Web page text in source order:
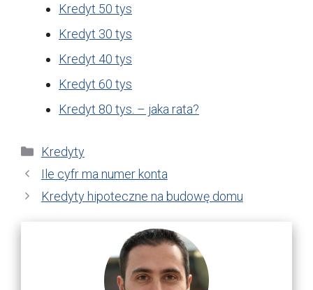
Kredyt 50 tys
Kredyt 30 tys
Kredyt 40 tys
Kredyt 60 tys
Kredyt 80 tys. – jaka rata?
Kategorie
Kredyty
Ile cyfr ma numer konta
Kredyty hipoteczne na budowę domu